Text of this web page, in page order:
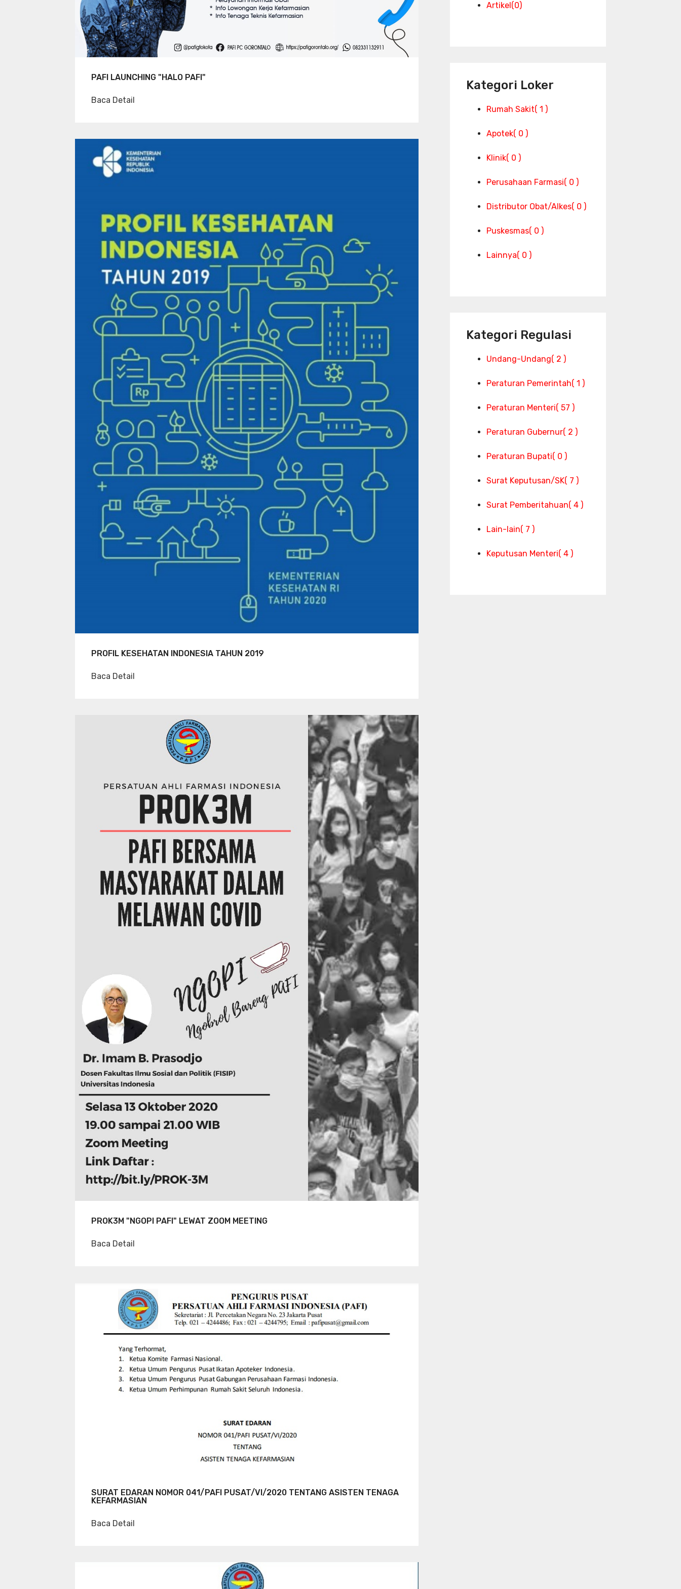
PAFI LAUNCHING "HALO PAFI"
Baca Detail
PROFIL KESEHATAN INDONESIA TAHUN 2019
Baca Detail
PROK3M "NGOPI PAFI" LEWAT ZOOM MEETING
Baca Detail
SURAT EDARAN NOMOR 041/PAFI PUSAT/VI/2020 TENTANG ASISTEN TENAGA
KEFARMASIAN
Baca Detail
Artikel(0)
Kategori Loker
Rumah Sakit( 1 )
Apotek( 0 )
Klinik( 0 )
Perusahaan Farmasi( 0 )
Distributor Obat/Alkes( 0 )
Puskesmas( 0 )
Lainnya( 0 )
Kategori Regulasi
Undang-Undang( 2 )
Peraturan Pemerintah( 1 )
Peraturan Menteri( 57 )
Peraturan Gubernur( 2 )
Peraturan Bupati( 0 )
Surat Keputusan/SK( 7 )
Surat Pemberitahuan( 4 )
Lain-lain( 7 )
Keputusan Menteri( 4 )